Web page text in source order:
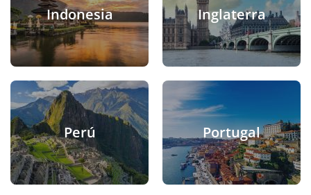
Indonesia Inglaterra
Perú Portugal